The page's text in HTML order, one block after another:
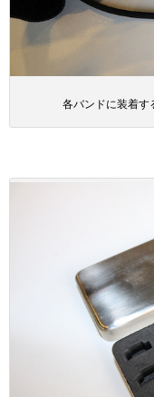
各バンドに装着す